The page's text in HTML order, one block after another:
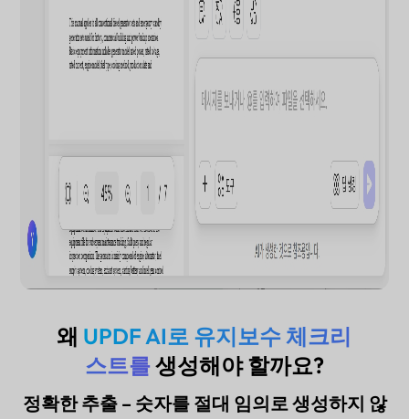
왜 UPDF AI로 유지보수 체크리
스트를생성해야 할까요?
정확한 추출 – 숫자를 절대 임의로 생성하지 않